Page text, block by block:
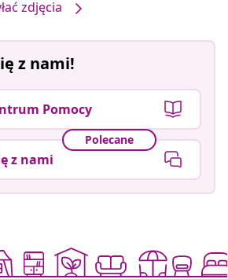
zdjęcia
z nami!
Pomocy
Polecane
z nami